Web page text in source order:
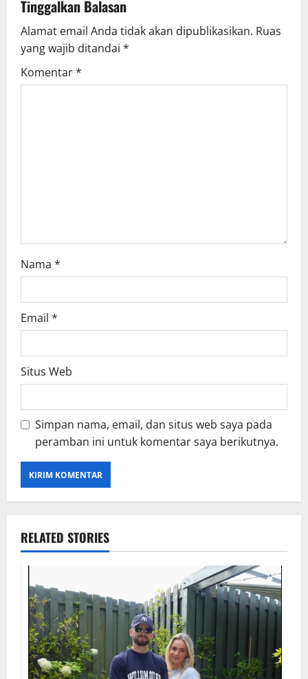
v
i
g
Tinggalkan Balasan
Alamat email Anda tidak akan dipublikasikan. Ruas
yang wajib ditandai *
Komentar*
Nama *
Email *
Situs Web
Simpan nama, email, dan situs web saya pada
peramban ini untuk komentar saya berikutnya.
RELATED STORIES